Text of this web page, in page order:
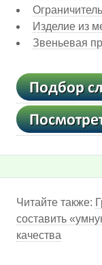
Изделие из
Звеньевая
Читайте также:
составить
качества